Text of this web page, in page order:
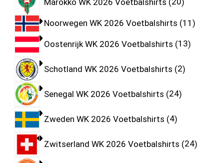
Noorwegen WK 2026 Voetbalshirts 11
Oostenrijk WK 2026 Voetbalshirts 13
Schotland WK 2026 Voetbalshirts 2
Senegal WK 2026 Voetbalshirts 24
Zweden WK 2026 Voetbalshirts 4
Zwitserland WK 2026 Voetbalshirts 24